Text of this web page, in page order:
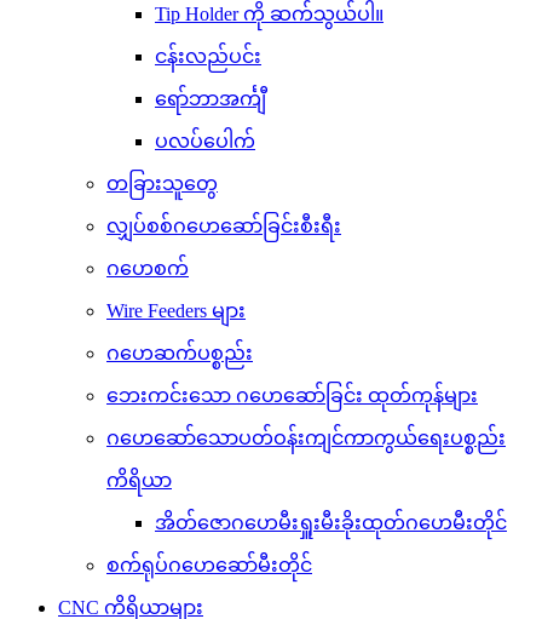
Tip Holder ကို ဆက်သွယ်ပါ။
ငန်းလည်ပင်း
ရော်ဘာအင်္ကျီ
ပလပ်ပေါက်
တခြားသူတွေ
လျှပ်စစ်ဂဟေဆော်ခြင်းစီးရီး
ဂဟေစက်
Wire Feeders များ
ဂဟေဆက်ပစ္စည်း
ဘေးကင်းသော ဂဟေဆော်ခြင်း ထုတ်ကုန်များ
ဂဟေဆော်သောပတ်ဝန်းကျင်ကာကွယ်ရေးပစ္စည်း
ကိရိယာ
အိတ်ဇောဂဟေမီးရှူးမီးခိုးထုတ်ဂဟေမီးတိုင်
စက်ရုပ်ဂဟေဆော်မီးတိုင်
CNC ကိရိယာများ